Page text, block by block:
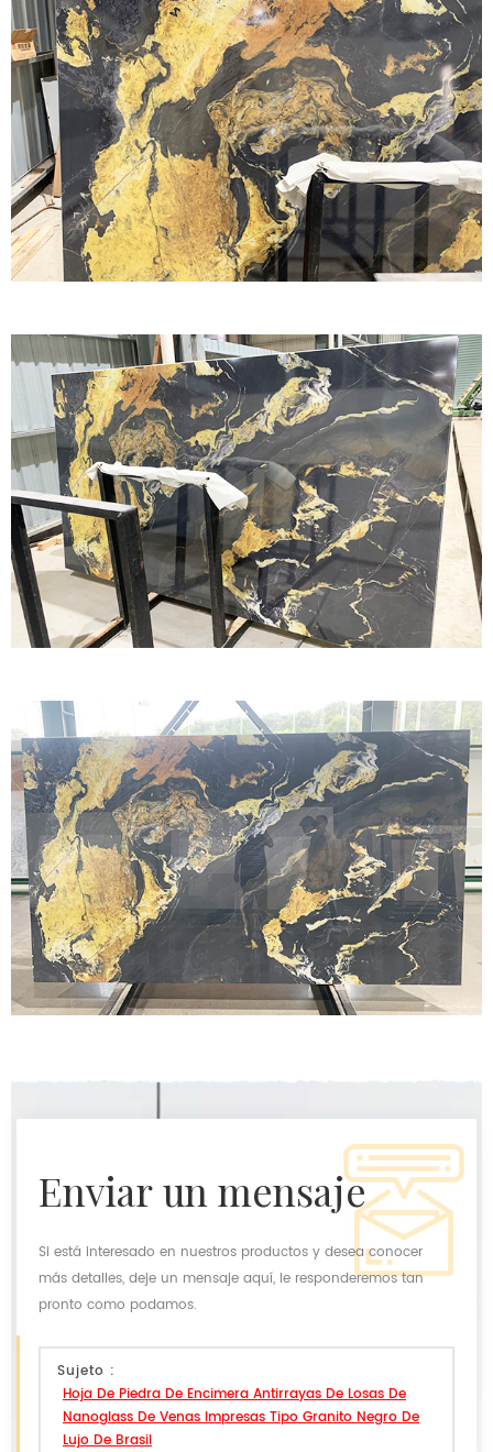
enviar un mensaje
Si está interesado en nuestros productos y desea conocer
más detalles, deje un mensaje aquí, le responderemos tan
pronto como podamos.
Sujeto :
Hoja De Piedra De Encimera Antirrayas De Losas De
Nanoglass De Venas Impresas Tipo Granito Negro De
Lujo De Brasil